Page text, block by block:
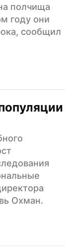
полчища
году они
сообщил
Охман.